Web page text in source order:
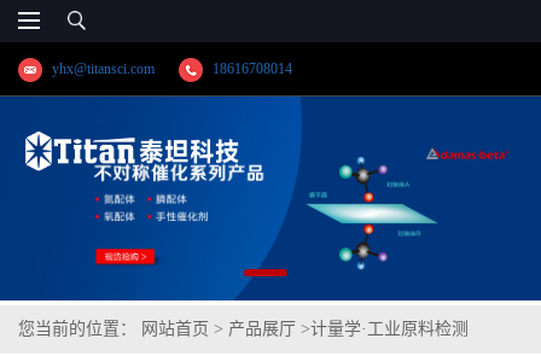
yhx@titansci.com 18616708014
您当前的位置： 网站首页 > 产品展厅 >计量学·工业原料检测